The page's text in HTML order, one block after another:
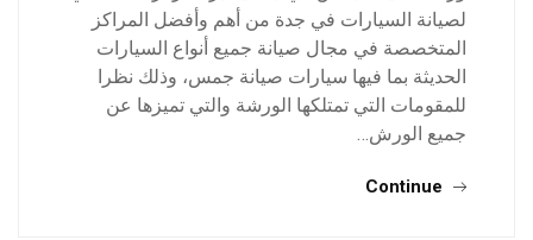
لصيانة السيارات في جدة من أهم وأفضل المراكز
المتخصصة في مجال صيانة جميع أنواع السيارات
الحديثة بما فيها سيارات صيانة جمس، وذلك نظرا
للمقومات التي تمتلكها الورشة والتي تميزها عن
جميع الورش…
Continue